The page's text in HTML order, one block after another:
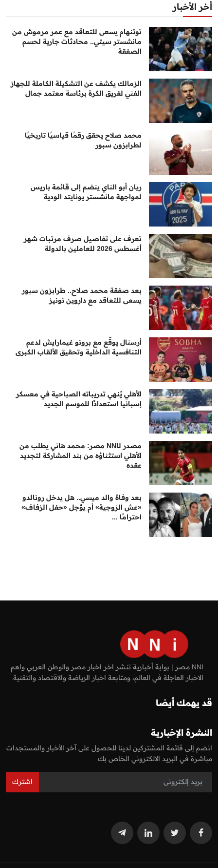
أخر الأخبار
توتنهام يسعى للتعاقد مع عمر مرموش من
مانشستر سيتي.. محادثات جارية لحسم
الصفقة
الزمالك يكشف عن التشكيلة الكاملة للجهاز
الفني لفريق الكرة برئاسة معتمد جمال
محمد صلاح يحقق رقمًا قياسيًا تاريخيًا
لطرابزون سبور
ريان أبو الناي ينضم إلى قائمة باريس
لمواجهة مانشستر يونايتد الودية
تعرف على تفاصيل صرف مرتبات شهر
أغسطس 2026 للعاملين بالدولة
بعد صفقة محمد صلاح.. طرابزون سبور
يسعى للتعاقد مع داروين نونيز
أرسنال يوقّع مع برونو غيمارايش لدعم
التنافسية الداخلية وتحقيق الألقاب الكبرى
الأهلي يُنهي تدريباته الصباحية في معسكر
إسبانيا استعدادًا للموسم الجديد
مصدر لـNNI مصر: محمد هاني يطلب من
الأهلي استثناؤه من بند المشاركة لتجديد
عقده
بعد وفاة والد ميسي.. هل يدخل رونالدو
«عش الزوجية» أم يؤجل «حفل الزفاف»
احترامًا ...
NNI مصر | بوابة أخبارية تنشر اخر اخبار مصر والوطن العربي واهم
الاخبار العاجلة في العالم، ومتابعة اخبار الرياضة والاقتصاد والتقنية.
قد يهمك أيضا
النشرة الإخبارية
انضم إلى قائمة المشتركين لدينا للحصول على آخر الأخبار والمستجدات
مباشرة في البريد الالكتروني الخاص بك
اشترك